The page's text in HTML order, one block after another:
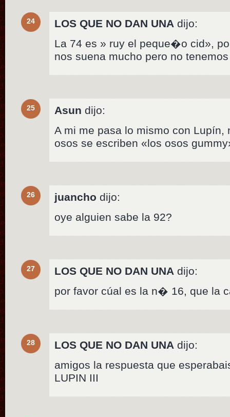
24 LOS QUE NO DAN UNA dijo:
La 74 es » ruy el peque�o cid»,
nos suena mucho pero no
25 Asun dijo:
A mi me pasa lo mismo con Lupín,
osos se escriben «los osos
26 juancho dijo:
oye alguien sabe la 92?
27 LOS QUE NO DAN UNA dijo:
por favor cúal es la n� 16, que la
28 LOS QUE NO DAN UNA dijo:
amigos la respuesta que
LUPIN III